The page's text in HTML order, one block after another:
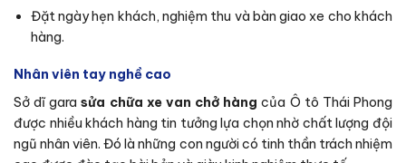
Đặt ngày hẹn khách, nghiệm thu và bàn giao xe cho khách
hàng.
Nhân viên tay nghề cao
Sở dĩ garasửa chữa xe van chở hàng của Ô tô Thái Phong
được nhiều khách hàng tin tưởng lựa chọn nhờ chất lượng đội
ngũ nhân viên. Đó là những con người có tinh thần trách nhiệm